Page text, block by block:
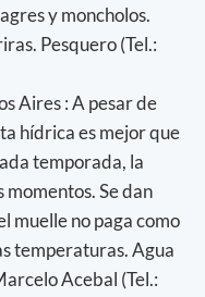
y moncholos.
Pesquero (Tel.:
Aires : A pesar de
hídrica es mejor que
temporada, la
momentos. Se dan
muelle no paga como
temperaturas. Agua
Acebal (Tel.: